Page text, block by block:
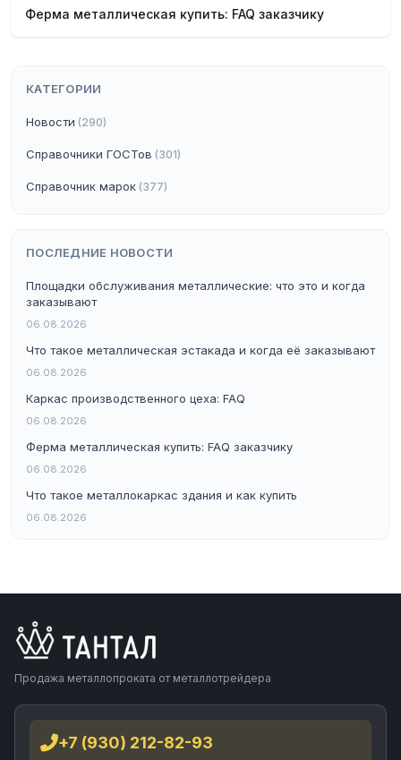
Ферма металлическая купить: FAQ заказчику
КАТЕГОРИИ
Новости (290)
Справочники ГОСТов (301)
Справочник марок (377)
ПОСЛЕДНИЕ НОВОСТИ
Площадки обслуживания металлические: что это и когда
заказывают
06.08.2026
Что такое металлическая эстакада и когда её заказывают
06.08.2026
Каркас производственного цеха: FAQ
06.08.2026
Ферма металлическая купить: FAQ заказчику
06.08.2026
Что такое металлокаркас здания и как купить
06.08.2026
Продажа металлопроката от металлотрейдера
+7 (930) 212-82-93